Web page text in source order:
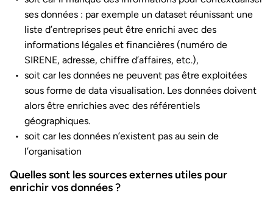
ses données : par exemple un dataset réunissant une
liste d’entreprises peut être enrichi avec des
informations légales et financières (numéro de
SIRENE, adresse, chiffre d’affaires, etc.),
soit car les données ne peuvent pas être exploitées
sous forme de data visualisation. Les données doivent
alors être enrichies avec des référentiels
géographiques.
soit car les données n’existent pas au sein de
l’organisation
Quelles sont les sources externes utiles pour
enrichir vos données ?